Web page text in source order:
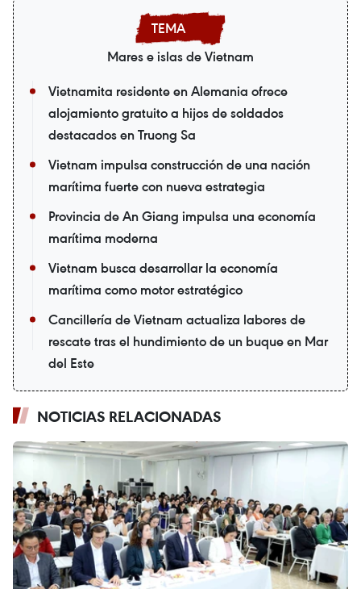
Mares e islas de Vietnam
Vietnamita residente en Alemania ofrece
alojamiento gratuito a hijos de soldados
destacados en Truong Sa
Vietnam impulsa construcción de una nación
marítima fuerte con nueva estrategia
Provincia de An Giang impulsa una economía
marítima moderna
Vietnam busca desarrollar la economía
marítima como motor estratégico
Cancillería de Vietnam actualiza labores de
rescate tras el hundimiento de un buque en Mar
del Este
NOTICIAS RELACIONADAS